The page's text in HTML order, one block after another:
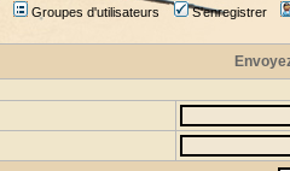
Groupes d'utilisateurs S'enregistrer